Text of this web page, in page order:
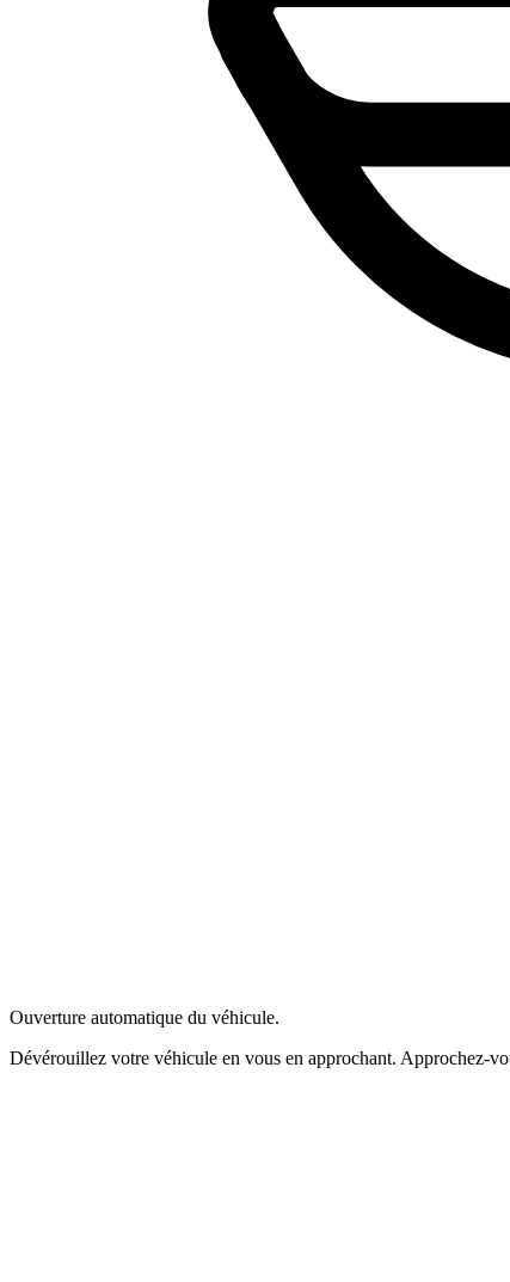
Ouverture automatique du véhicule.
Dévérouillez votre véhicule en vous en approchant. Approchez-